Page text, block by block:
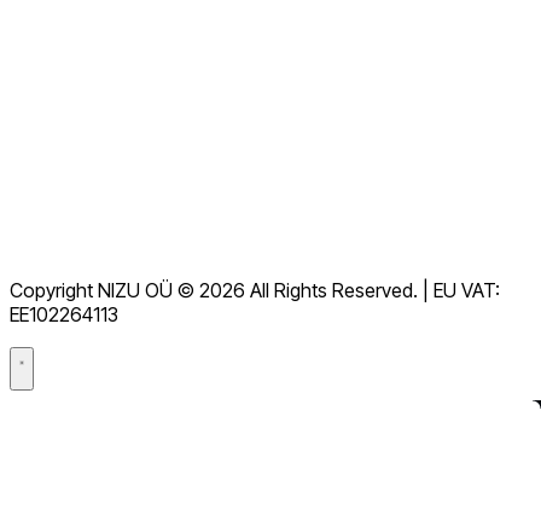
GDPR
データ処理契約（DPA）
Copyright NIZU OÜ © 2026 All Rights Reserved. | EU VAT:
EE102264113